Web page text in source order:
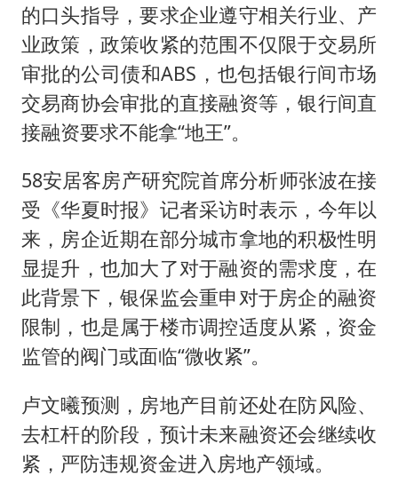
的口头指导，要求企业遵守相关行业、产
业政策，政策收紧的范围不仅限于交易所
审批的公司债和ABS，也包括银行间市场
交易商协会审批的直接融资等，银行间直
接融资要求不能拿“地王”。
58安居客房产研究院首席分析师张波在接
受《华夏时报》记者采访时表示，今年以
来，房企近期在部分城市拿地的积极性明
显提升，也加大了对于融资的需求度，在
此背景下，银保监会重申对于房企的融资
限制，也是属于楼市调控适度从紧，资金
监管的阀门或面临“微收紧”。
卢文曦预测，房地产目前还处在防风险、
去杠杆的阶段，预计未来融资还会继续收
紧，严防违规资金进入房地产领域。